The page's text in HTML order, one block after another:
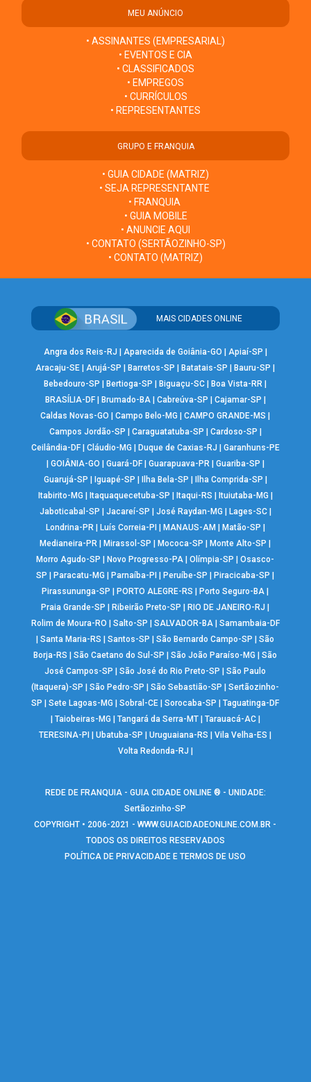
MEU ANÚNCIO
• ASSINANTES (EMPRESARIAL)
• EVENTOS E CIA
• CLASSIFICADOS
• EMPREGOS
• CURRÍCULOS
• REPRESENTANTES
GRUPO E FRANQUIA
• GUIA CIDADE (MATRIZ)
• SEJA REPRESENTANTE
• FRANQUIA
• GUIA MOBILE
• ANUNCIE AQUI
• CONTATO (SERTÃOZINHO-SP)
• CONTATO (MATRIZ)
MAIS CIDADES ONLINE
Angra dos Reis-RJ Aparecida de Goiânia-GO Apiaí-SP
Aracaju-SE |Arujá-SP Barretos-SP Batatais-SP Bauru-SP
Bebedouro-SP
Bertioga-SP Biguaçu-SC Boa Vista-RR
BRASÍLIA-DF| Brumado-BA| Cabreúva-SP Cajamar-SP
Caldas Novas-GO
|Campo Belo-MG |CAMPO GRANDE-MS
Campos Jordão-SP
Caraguatatuba-SP Cardoso-SP
Ceilândia-DF| Cláudio-MG Duque de Caxias-RJ
Garanhuns-PE
GOIÂNIA-GO Guará-DF| Guarapuava-PR| Guariba-SP
Guarujá-SP
Iguapé-SP Ilha Bela-SP Ilha Comprida-SP
Itabirito-MG
Itaquaquecetuba-SP Itaqui-RS Ituiutaba-MG
Jaboticabal-SP
Jacareí-SP José Raydan-MG Lages-SC|
Londrina-PR| Luís Correia-PI MANAUS-AM Matão-SP
Medianeira-PR
Mirassol-SP Mococa-SP Monte Alto-SP
Morro Agudo-SP
Novo Progresso-PA |Olímpia-SP |Osasco-
SP
Paracatu-MG Parnaíba-PI Peruíbe-SP Piracicaba-SP
Pirassununga-SP
PORTO ALEGRE-RS Porto Seguro-BA
Praia Grande-SP
Ribeirão Preto-SP RIO DE JANEIRO-RJ
Rolim de Moura-RO
Salto-SP SALVADOR-BA| Samambaia-DF
|Santa Maria-RS |Santos-SP |São Bernardo Campo-SP |São
Borja-RS
|São Caetano do Sul-SP |São João Paraíso-MG |São
José Campos-SP
|São José do Rio Preto-SP |São Paulo
(Itaquera)-SP
|São Pedro-SP |São Sebastião-SP |Sertãozinho-
SP
|Sete Lagoas-MG |Sobral-CE |Sorocaba-SP |Taguatinga-DF
Taiobeiras-MG Tangará da Serra-MT| Tarauacá-AC|
TERESINA-PI
|Ubatuba-SP |Uruguaiana-RS |Vila Velha-ES
Volta Redonda-RJ
REDE DE FRANQUIA - GUIA CIDADE ONLINE ® - UNIDADE:
Sertãozinho-SP
COPYRIGHT • 2006-2021 -WWW.GUIACIDADEONLINE.COM.BR -
TODOS OS DIREITOS RESERVADOS
POLÍTICA DE PRIVACIDADE E TERMOS DE USO